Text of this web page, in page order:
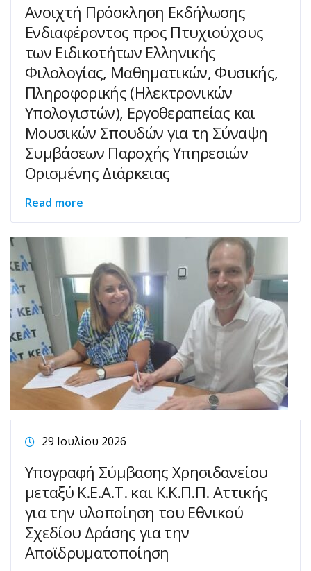
Ανοιχτή Πρόσκληση Εκδήλωσης
Ενδιαφέροντος προς Πτυχιούχους
των Ειδικοτήτων Ελληνικής
Φιλολογίας, Μαθηματικών, Φυσικής,
Πληροφορικής (Ηλεκτρονικών
Υπολογιστών), Εργοθεραπείας και
Μουσικών Σπουδών για τη Σύναψη
Συμβάσεων Παροχής Υπηρεσιών
Ορισμένης Διάρκειας
Read more
29 Ιουλίου 2026
Υπογραφή Σύμβασης Χρησιδανείου
μεταξύ Κ.Ε.Α.Τ. και Κ.Κ.Π.Π. Αττικής
για την υλοποίηση του Εθνικού
Σχεδίου Δράσης για την
Αποϊδρυματοποίηση